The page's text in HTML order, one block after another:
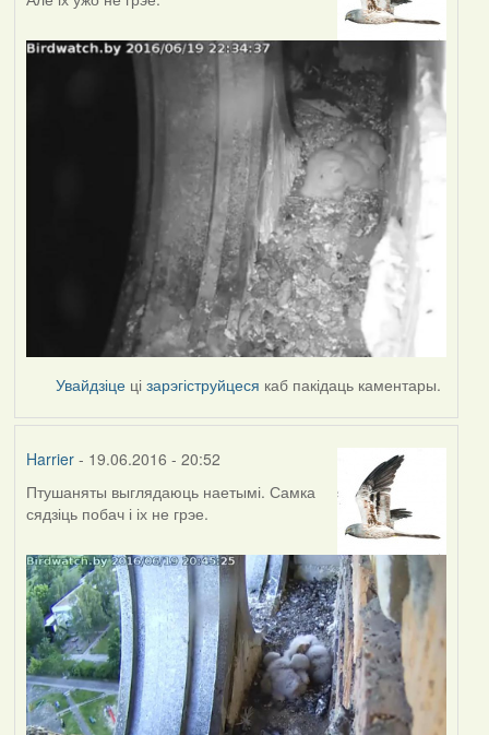
Увайдзіце цізарэгіструйцеся каб пакідаць каментары.
Harrier- 19.06.2016 - 20:52
Птушаняты выглядаюць наетымі. Самка
сядзіць побач і іх не грэе.